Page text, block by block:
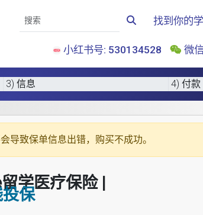
找到你的
小红书号: 530134528 微
3) 信息 4) 付款
导致保单信息出错，购买不成功。
学医疗保险 |
保